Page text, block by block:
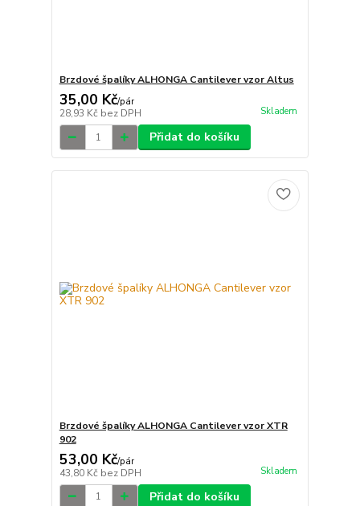
Brzdové špalíky ALHONGA Cantilever vzor Altus
35,00 Kč/pár
28,93 Kč bez DPH Skladem
Přidat do košíku
Brzdové špalíky ALHONGA Cantilever vzor XTR
902
53,00 Kč/pár
43,80 Kč bez DPH Skladem
Přidat do košíku